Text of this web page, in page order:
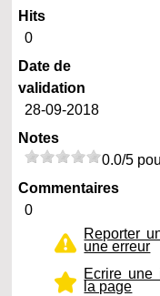
Hits
0
Date de
validation
28-09-2018
Notes
0.0/5
Commentaires
0
Reporter
une erreur
Ecrire une
la page